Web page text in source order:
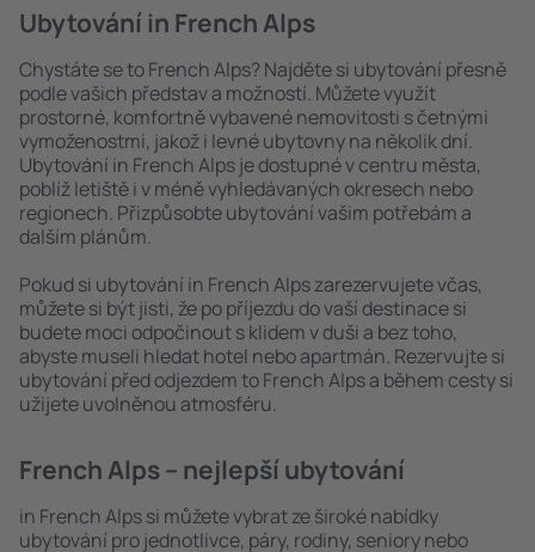
Ubytování in French Alps
Chystáte se to French Alps? Najděte si ubytování přesně
podle vašich představ a možností. Můžete využít
prostorné, komfortně vybavené nemovitosti s četnými
vymoženostmi, jakož i levné ubytovny na několik dní.
Ubytování in French Alps je dostupné v centru města,
poblíž letiště i v méně vyhledávaných okresech nebo
regionech. Přizpůsobte ubytování vašim potřebám a
dalším plánům.
Pokud si ubytování in French Alps zarezervujete včas,
můžete si být jisti, že po příjezdu do vaší destinace si
budete moci odpočinout s klidem v duši a bez toho,
abyste museli hledat hotel nebo apartmán. Rezervujte si
ubytování před odjezdem to French Alps a během cesty si
užijete uvolněnou atmosféru.
French Alps – nejlepší ubytování
in French Alps si můžete vybrat ze široké nabídky
ubytování pro jednotlivce, páry, rodiny, seniory nebo